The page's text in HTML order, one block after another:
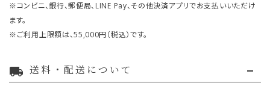
※コンビニ、銀行、郵便局、LINE Pay、その他決済アプリでお支払いいただけ
ます。
※ご利用上限額は、55,000円（税込）です。
local_shipping 送料・配送について